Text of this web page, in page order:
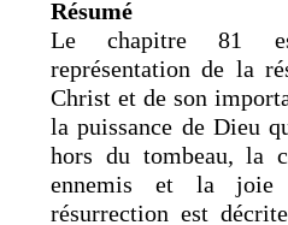
Résumé
Le chapitre 81
représentation de la
Christ et de son
la puissance de Dieu
hors du tombeau, la
ennemis et la joie
résurrection est